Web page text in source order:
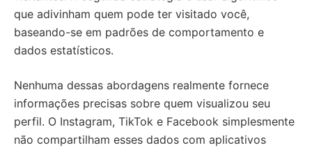
que adivinham quem pode ter visitado você,
baseando-se em padrões de comportamento e
dados estatísticos.
Nenhuma dessas abordagens realmente fornece
informações precisas sobre quem visualizou seu
perfil. O Instagram, TikTok e Facebook simplesmente
não compartilham esses dados com aplicativos